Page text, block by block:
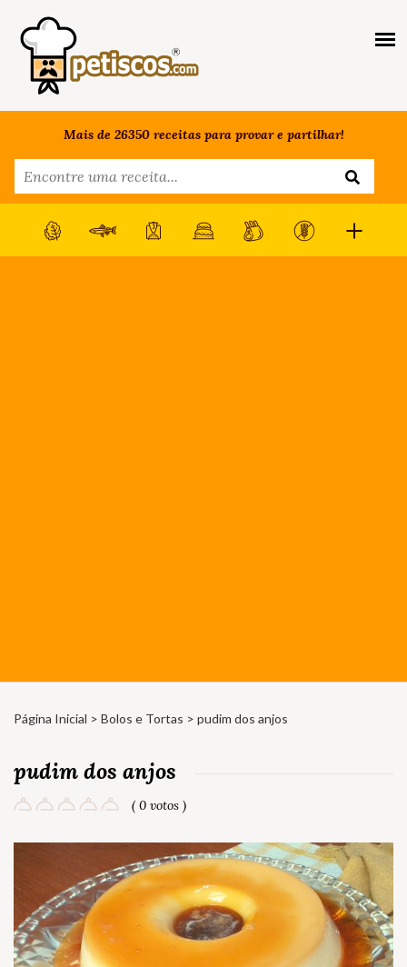
Mais de 26350 receitas para provar e partilhar!
Página Inicial > Bolos e Tortas > pudim dos anjos
pudim dos anjos
( 0 votos )